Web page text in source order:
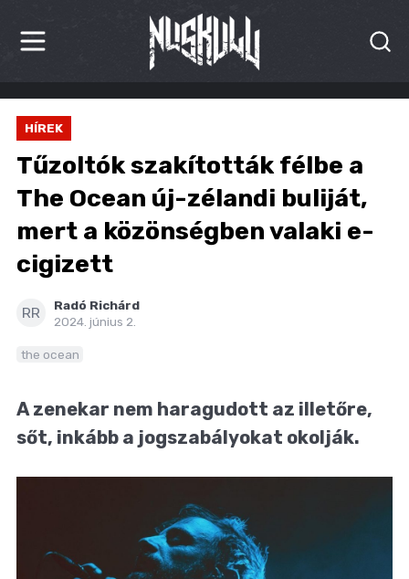
HÍREK
KRITIKÁK
BESZÁMOLÓK
INTERJÚK
PREMIEREK
KULT
MÁSVILÁG
HÍREK
Tűzoltók szakították félbe a
The Ocean új-zélandi buliját,
mert a közönségben valaki e-
cigizett
RR
Radó Richárd
2024. június 2.
the ocean
A zenekar nem haragudott az illetőre,
sőt, inkább a jogszabályokat okolják.